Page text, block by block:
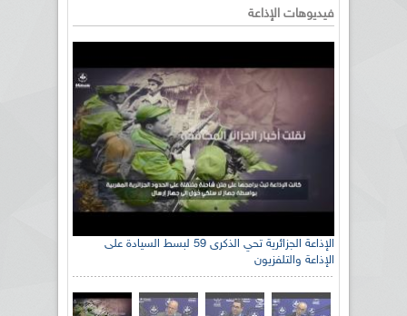
فيديوهات الإذاعة
الإذاعة الجزائرية تحي الذكرى 59 لبسط السيادة على
الإذاعة والتلفزيون